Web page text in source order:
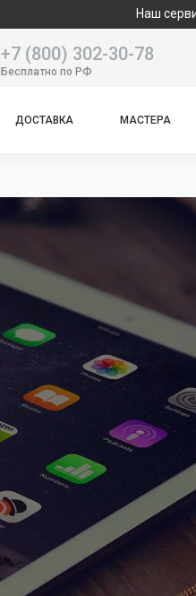
Наш сервисный центр
+7 (800) 302-30-78
Бесплатно по РФ
ДОСТАВКА МАСТЕРА